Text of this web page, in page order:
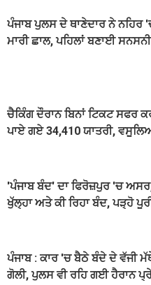
ਪੰਜਾਬ ਪੁਲਸ ਦੇ ਥਾਣੇਦਾਰ ਨੇ ਨਹਿਰ
ਮਾਰੀ ਛਾਲ, ਪਹਿਲਾਂ ਬਣਾਈ
ਚੈਕਿੰਗ ਦੌਰਾਨ ਬਿਨਾਂ ਟਿਕਟ ਸਫਰ
ਪਾਏ ਗਏ 34,410 ਯਾਤਰੀ,
'ਪੰਜਾਬ ਬੰਦ' ਦਾ ਫਿਰੋਜ਼ਪੁਰ 'ਚ
ਖੁੱਲ੍ਹਾ ਅਤੇ ਕੀ ਰਿਹਾ ਬੰਦ, ਪੜ੍ਹੋ
ਪੰਜਾਬ : ਕਾਰ 'ਚ ਬੈਠੇ ਬੰਦੇ ਦੇ ਵੱਜੀ
ਗੋਲੀ, ਪੁਲਸ ਵੀ ਰਹਿ ਗਈ ਹੈਰਾਨ